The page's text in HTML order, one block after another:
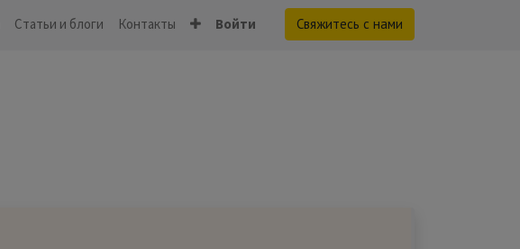
Статьи и блоги Контакты Войти Свяжитесь с нами